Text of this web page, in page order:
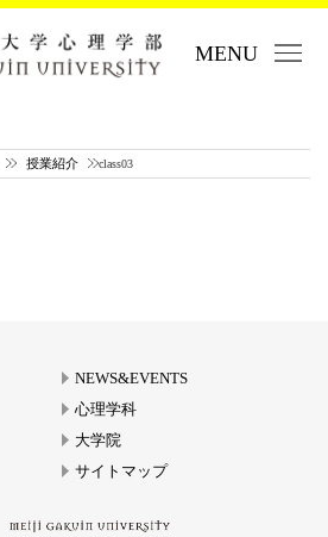
MENU
授業紹介 class03
NEWS&EVENTS
心理学科
大学院
サイトマップ